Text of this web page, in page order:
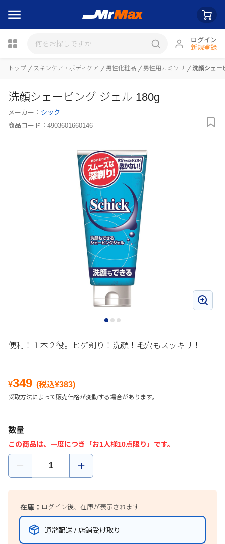
ログイン
新規登録
瓶詰
トップ スキンケア・ボディケア 男性化粧品 男性用カミソリ 洗顔シェー
洗顔シェービング ジェル 180g
メーカー： シック
商品コード： 4903601660146
便利！１本２役。ヒゲ剃り！洗顔！毛穴もスッキリ！
¥349 (税込¥383)
受取方法によって販売価格が変動する場合があります。
数量
この商品は、一度につき「お1人様10点限り」です。
在庫： ログイン後、在庫が表示されます
通常配送 / 店舗受け取り